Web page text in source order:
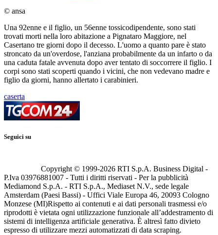
© ansa
Una 92enne e il figlio, un 56enne tossicodipendente, sono stati
trovati morti nella loro abitazione a Pignataro Maggiore, nel
Casertano tre giorni dopo il decesso. L'uomo a quanto pare è stato
stroncato da un'overdose, l'anziana probabilmente da un infarto o da
una caduta fatale avvenuta dopo aver tentato di soccorrere il figlio. I
corpi sono stati scoperti quando i vicini, che non vedevano madre e
figlio da giorni, hanno allertato i carabinieri.
caserta
Seguici su
Copyright © 1999-2026 RTI S.p.A. Business Digital -
P.Iva 03976881007 - Tutti i diritti riservati - Per la pubblicità
Mediamond S.p.A. - RTI S.p.A., Mediaset N.V., sede legale
Amsterdam (Paesi Bassi) - Uffici Viale Europa 46, 20093 Cologno
Monzese (MI)Rispetto ai contenuti e ai dati personali trasmessi e/o
riprodotti è vietata ogni utilizzazione funzionale all’addestramento di
sistemi di intelligenza artificiale generativa. È altresì fatto divieto
espresso di utilizzare mezzi automatizzati di data scraping.